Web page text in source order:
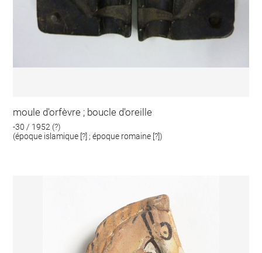
moule d'orfèvre ; boucle d'oreille
-30 / 1952 (?)
(époque islamique [?] ; époque romaine [?])